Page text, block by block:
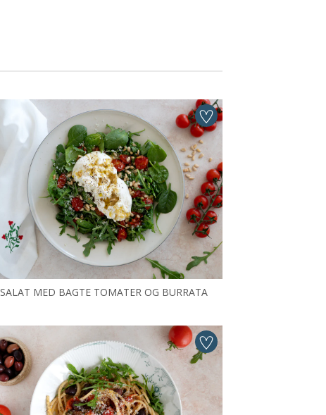
SALAT MED BAGTE TOMATER OG BURRATA